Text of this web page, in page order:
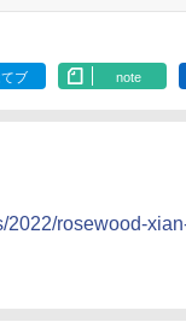
ブ note
2022/rosewood-